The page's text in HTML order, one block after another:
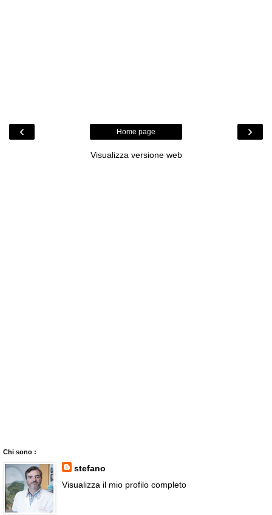
‹ ›
Home page
Visualizza versione web
Chi sono :
stefano
Visualizza il mio profilo completo